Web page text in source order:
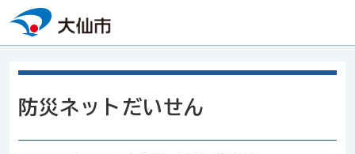
本文へスキップ
防災ネットだいせん